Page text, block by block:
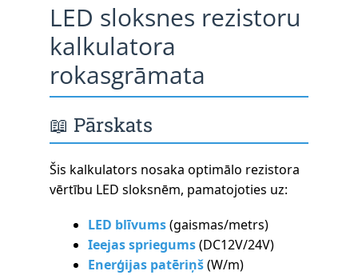
LED sloksnes rezistoru
kalkulatora
rokasgrāmata
📖 Pārskats
Šis kalkulators nosaka optimālo rezistora
vērtību LED sloksnēm, pamatojoties uz:
LED blīvums(gaismas/metrs)
Ieejas spriegums(DC12V/24V)
Enerģijas patēriņš(W/m)